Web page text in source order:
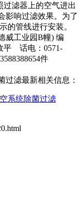
过滤器上的空气进出
影响过滤效果。为了
的管线进行安装。
威工业园B幢) 编
平 话电：0571-
件
过滤最新相关信息：
系统除菌过滤